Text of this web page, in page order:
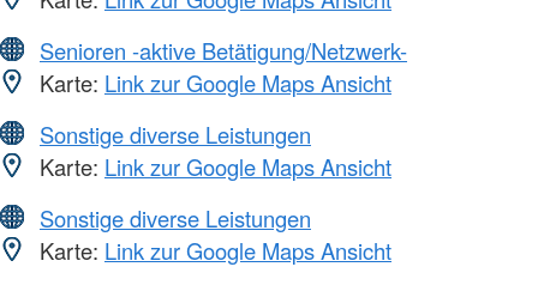
Senioren -aktive Betätigung/Netzwerk-
Karte: Link zur Google Maps Ansicht
Sonstige diverse Leistungen
Karte: Link zur Google Maps Ansicht
Sonstige diverse Leistungen
Karte: Link zur Google Maps Ansicht